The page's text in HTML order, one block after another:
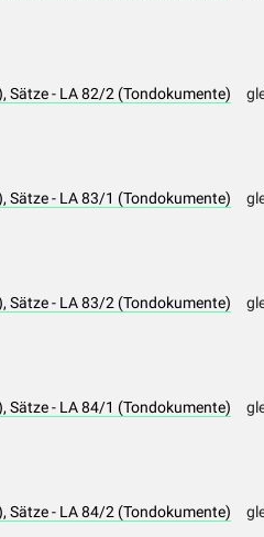
Sätze - LA 82/2 (Tondokumente)
Sätze - LA 83/1 (Tondokumente)
Sätze - LA 83/2 (Tondokumente)
Sätze - LA 84/1 (Tondokumente)
Sätze - LA 84/2 (Tondokumente)